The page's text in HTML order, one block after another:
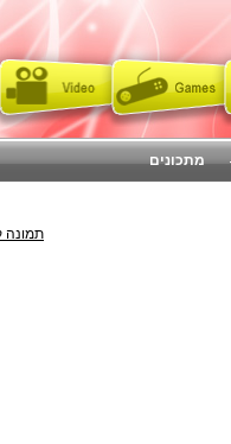
תמונה
מתכונים